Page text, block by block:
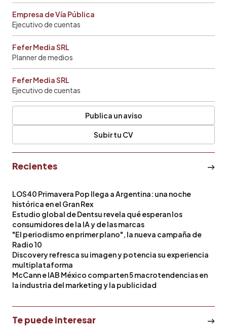
Empresa de Vía Pública
Ejecutivo de cuentas
Fefer Media SRL
Planner de medios
Fefer Media SRL
Ejecutivo de cuentas
Publica un aviso
Subir tu CV
Recientes
LOS40 Primavera Pop llega a Argentina: una noche
histórica en el Gran Rex
Estudio global de Dentsu revela qué esperan los
consumidores de la IA y de las marcas
"El periodismo en primer plano", la nueva campaña de
Radio 10
Discovery refresca su imagen y potencia su experiencia
multiplataforma
McCann e IAB México comparten 5 macrotendencias en
la industria del marketing y la publicidad
Te puede interesar